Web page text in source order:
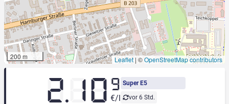
200 m Leaflet | ©OpenStreetMap contributors
Super E5
vor 6 Std.
2.10 9
€/l